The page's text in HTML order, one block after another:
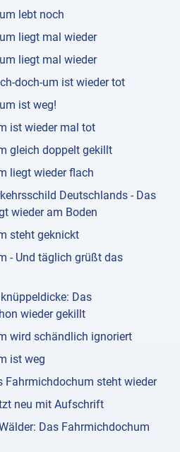
lebt noch
liegt mal wieder
liegt mal wieder
doch-um ist wieder tot
ist weg!
ist wieder mal tot
gleich doppelt gekillt
liegt wieder flach
Deutschlands - Das
wieder am Boden
steht geknickt
- Und täglich grüßt das
Das
wieder gekillt
wird schändlich ignoriert
ist weg
Fahrmichdochum steht wieder
neu mit Aufschrift
Das Fahrmichdochum